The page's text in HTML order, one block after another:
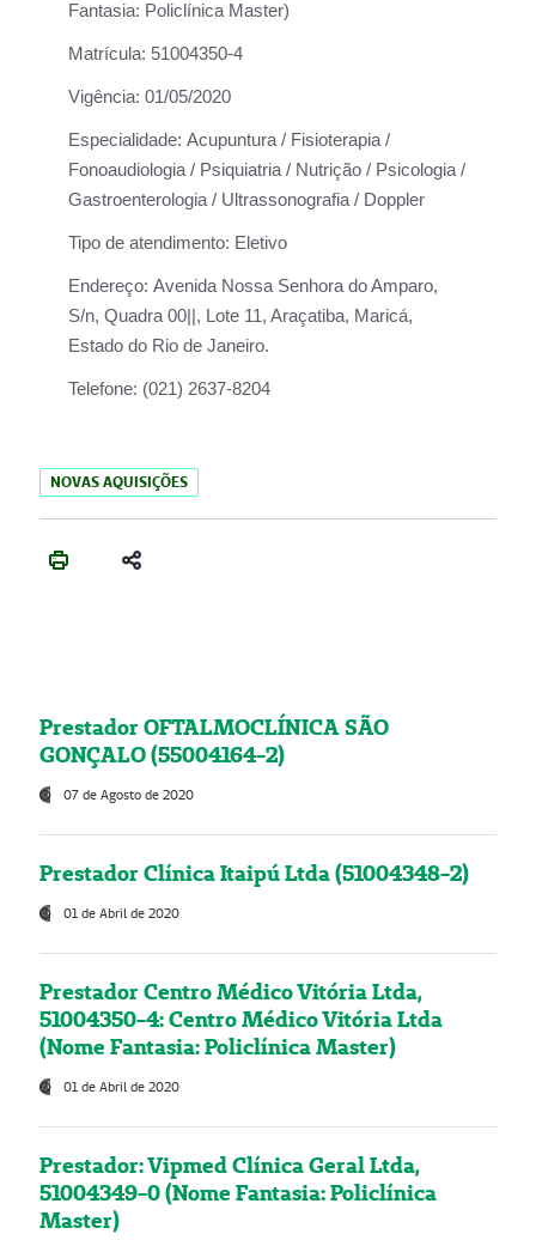
Fantasia: Policlínica Master)
Matrícula: 51004350-4
Vigência: 01/05/2020
Especialidade: Acupuntura / Fisioterapia /
Fonoaudiologia / Psiquiatria / Nutrição / Psicologia /
Gastroenterologia / Ultrassonografia / Doppler
Tipo de atendimento: Eletivo
Endereço: Avenida Nossa Senhora do Amparo,
S/n, Quadra 00||, Lote 11, Araçatiba, Maricá,
Estado do Rio de Janeiro.
Telefone: (021) 2637-8204
NOVAS AQUISIÇÕES
Prestador OFTALMOCLÍNICA SÃO
GONÇALO (55004164-2)
07 de Agosto de 2020
Prestador Clínica Itaipú Ltda (51004348-2)
01 de Abril de 2020
Prestador Centro Médico Vitória Ltda,
51004350-4: Centro Médico Vitória Ltda
(Nome Fantasia: Policlínica Master)
01 de Abril de 2020
Prestador: Vipmed Clínica Geral Ltda,
51004349-0 (Nome Fantasia: Policlínica
Master)